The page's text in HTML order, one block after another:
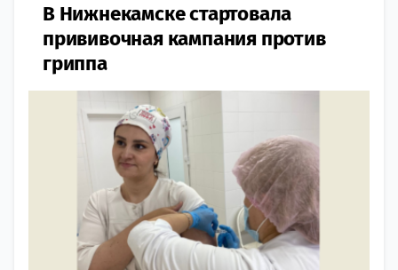
В Нижнекамске стартовала
прививочная кампания против
гриппа